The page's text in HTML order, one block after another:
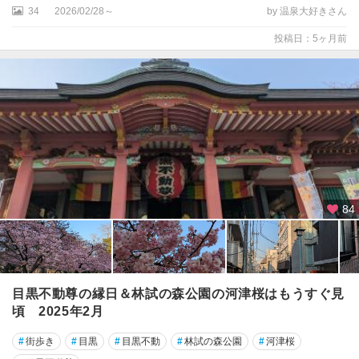
渋
原
・
表
参
道
恵
比
寿
・
自
由
丘
・
二
子
34 2026/02/28～ by 温泉大好きさん
投稿日：5ヶ月前
84
目黒不動尊の縁日＆林試の森公園の河津桜はもうすぐ見
頃 2025年2月
#街歩き # 目黒 # 目黒不動 #林試の森公園 #河津桜